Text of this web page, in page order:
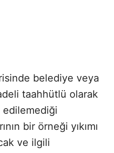
belediye veya
taahhütlü olarak
bir örneği yıkımı
ve ilgili